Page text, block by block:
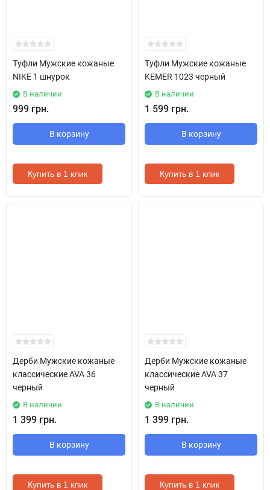
Туфли Мужские кожаные
NIKE 1 шнурок
В наличии
999 грн.
В корзину
Купить в 1 клик
Туфли Мужские кожаные
KEMER 1023 черный
В наличии
1 599 грн.
В корзину
Купить в 1 клик
Дерби Мужские кожаные
классические AVA 36
черный
В наличии
1 399 грн.
В корзину
Купить в 1 клик
Дерби Мужские кожаные
классические AVA 37
черный
В наличии
1 399 грн.
В корзину
Купить в 1 клик